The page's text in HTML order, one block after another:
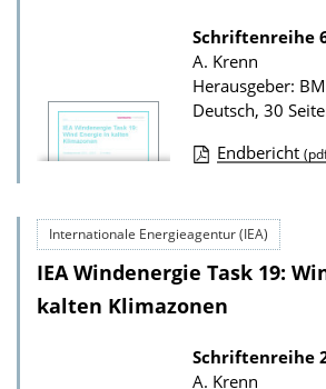
k
a
t
o
a
d
s
z
u
P
u
i
Schriftenreihe
A. Krenn
Herausgeber:
Deutsch, 30
w
n
l
a
Endbericht
Internationale Energieagentur (IEA)
IEA Windenergie Task 19:
kalten Klimazonen
Schriftenreihe
A. Krenn